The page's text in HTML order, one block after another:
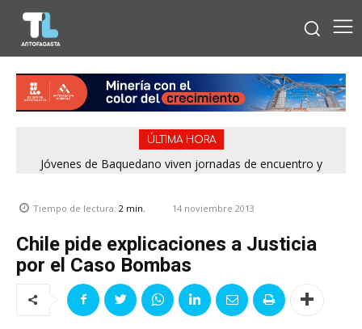
ÚLTIMA HORA
Jóvenes de Baquedano viven jornadas de encuentro y
Tiempo de lectura: 2 min. 14 noviembre 2013
Chile pide explicaciones a Justicia
por el Caso Bombas